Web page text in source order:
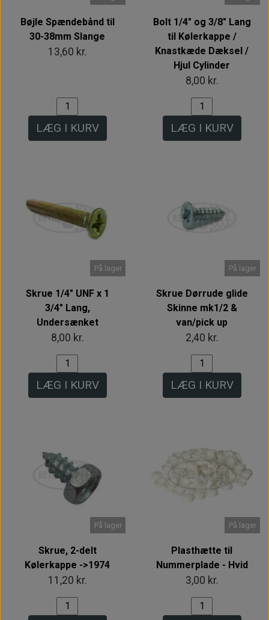
Bøjle Spændebånd til
30-38mm Slange
13,60 kr.
LÆG I KURV
Bolt 1/4" og 3/8" Lang
til Kølerkappe /
Knastkæde Dæksel /
Hjul Cylinder
8,00 kr.
LÆG I KURV
På lager
Skrue 1/4" UNF x 1
3/4" Lang,
Undersænket
8,00 kr.
LÆG I KURV
På lager
Skrue Dørrude glide
Skinne mk1/2 &
van/pick up
2,40 kr.
LÆG I KURV
På lager
Skrue, 2-delt
Kølerkappe ->1974
11,20 kr.
På lager
Plasthætte til
Nummerplade - Hvid
3,00 kr.